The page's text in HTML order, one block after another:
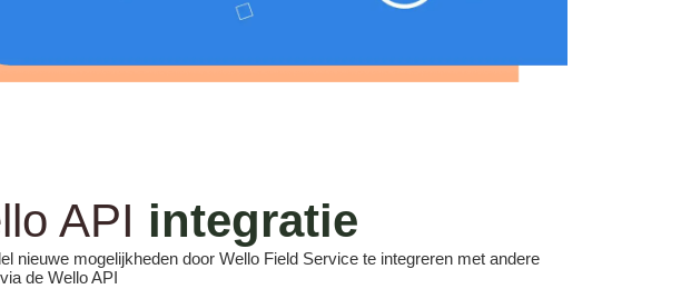
API integratie
nieuwe mogelijkheden door Wello Field Service te integreren met andere
de Wello API